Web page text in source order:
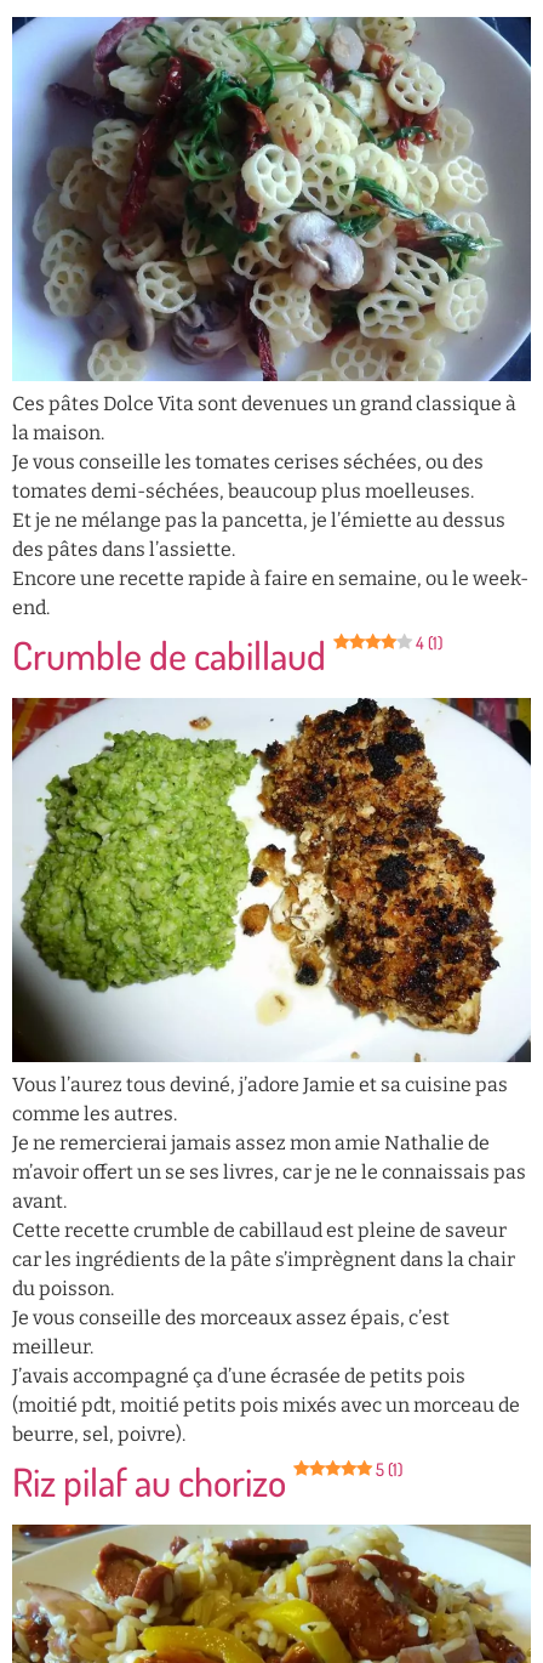
Ces pâtes Dolce Vita sont devenues un grand classique à
la maison.
Je vous conseille les tomates cerises séchées, ou des
tomates demi-séchées, beaucoup plus moelleuses.
Et je ne mélange pas la pancetta, je l’émiette au dessus
des pâtes dans l’assiette.
Encore une recette rapide à faire en semaine, ou le week-
end.
Crumble de cabillaud 4 (1)
Vous l’aurez tous deviné, j’adore Jamie et sa cuisine pas
comme les autres.
Je ne remercierai jamais assez mon amie Nathalie de
m’avoir offert un se ses livres, car je ne le connaissais pas
avant.
Cette recette crumble de cabillaud est pleine de saveur
car les ingrédients de la pâte s’imprègnent dans la chair
du poisson.
Je vous conseille des morceaux assez épais, c’est
meilleur.
J’avais accompagné ça d’une écrasée de petits pois
(moitié pdt, moitié petits pois mixés avec un morceau de
beurre, sel, poivre).
Riz pilaf au chorizo 5 (1)